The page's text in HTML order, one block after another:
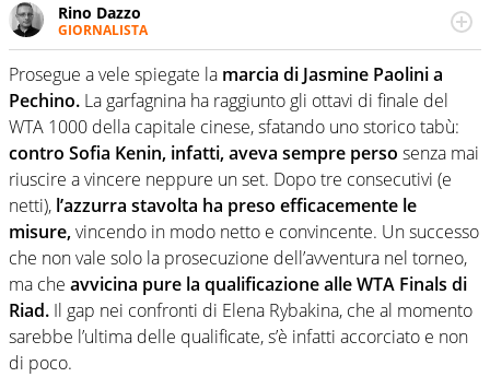
Rino Dazzo
GIORNALISTA
Se mai ci fosse modo di traslare il glossario del calcio in
una nicchia di esperti, lui ne farebbe parte. Non si perde
una svista arbitrale né gli umori social del mondo delle
curve
Prosegue a vele spiegate la marcia di Jasmine Paolini a
Pechino. La garfagnina ha raggiunto gli ottavi di finale del
WTA 1000 della capitale cinese, sfatando uno storico tabù:
contro Sofia Kenin, infatti, aveva sempre perso senza mai
riuscire a vincere neppure un set. Dopo tre consecutivi (e
netti), l’azzurra stavolta ha preso efficacemente le
misure,vincendo in modo netto e convincente. Un successo
che non vale solo la prosecuzione dell’avventura nel torneo,
ma che avvicina pure la qualificazione alle WTA Finals di
Riad. Il gap nei confronti di Elena Rybakina, che al momento
sarebbe l’ultima delle qualificate, s’è infatti accorciato e non
di poco.